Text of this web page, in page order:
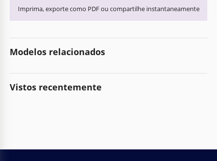
Imprima, exporte como PDF ou compartilhe instantaneamente
Modelos relacionados
Vistos recentemente